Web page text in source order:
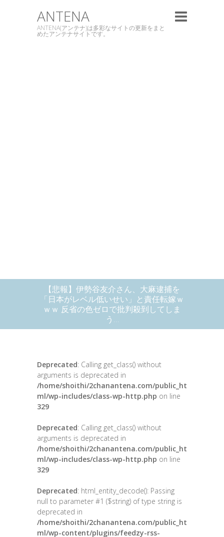
ANTENA
ANTENA(アンテナ)は多彩なサイトの更新をまと
めたアンテナサイトです。
【悲報】伊勢谷友介さん、大麻逮捕を
「日本がレベル低いせい」と責任転嫁ｗ
ｗｗ 反省の色ゼロで批判殺到してしま
う…
Deprecated: Calling get_class() without
arguments is deprecated in
/home/shoithi/2chanantena.com/public_ht
ml/wp-includes/class-wp-http.php on line
329
Deprecated: Calling get_class() without
arguments is deprecated in
/home/shoithi/2chanantena.com/public_ht
ml/wp-includes/class-wp-http.php on line
329
Deprecated: html_entity_decode(): Passing
null to parameter #1 ($string) of type string is
deprecated in
/home/shoithi/2chanantena.com/public_ht
ml/wp-content/plugins/feedzy-rss-